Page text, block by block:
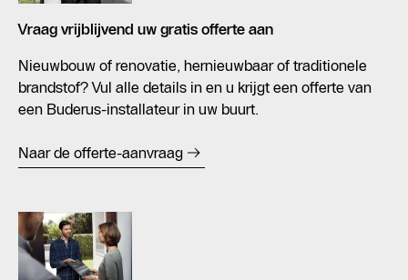
Vraag vrijblijvend uw gratis offerte aan
Nieuwbouw of renovatie, hernieuwbaar of traditionele
brandstof? Vul alle details in en u krijgt een offerte van
een Buderus-installateur in uw buurt.
Naar de offerte-aanvraag